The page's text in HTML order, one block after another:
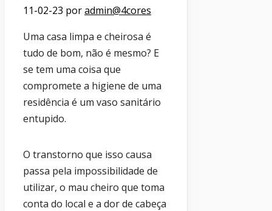
11-02-23 poradmin@4cores
Uma casa limpa e cheirosa é
tudo de bom, não é mesmo? E
se tem uma coisa que
compromete a higiene de uma
residência é um vaso sanitário
entupido.
O transtorno que isso causa
passa pela impossibilidade de
utilizar, o mau cheiro que toma
conta do local e a dor de cabeça